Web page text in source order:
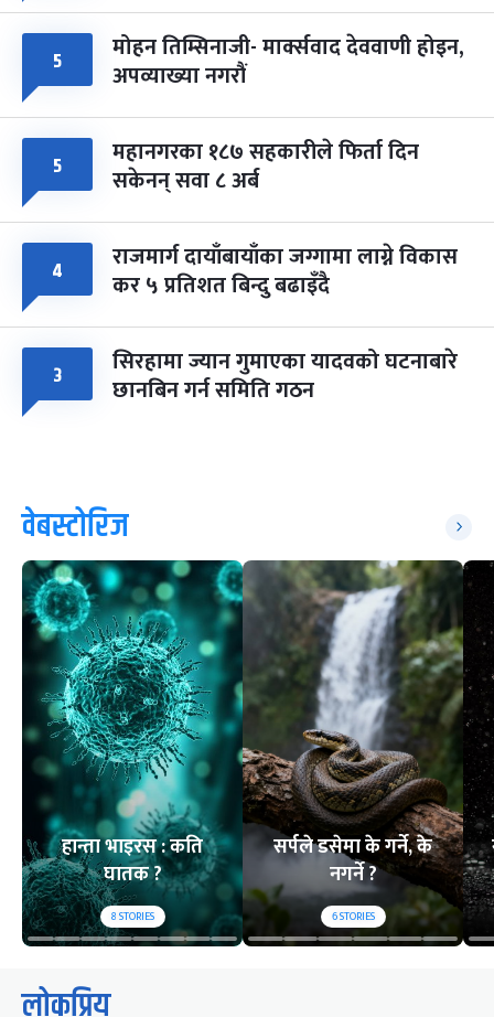
५ मोहन तिम्सिनाजी- मार्क्सवाद देववाणी होइन,
अपव्याख्या नगरौं
५ महानगरका १८७ सहकारीले फिर्ता दिन
सकेनन् सवा ८ अर्ब
४ राजमार्ग दायाँबायाँका जग्गामा लाग्ने विकास
कर ५ प्रतिशत बिन्दु बढाइँदै
३ सिरहामा ज्यान गुमाएका यादवको घटनाबारे
छानबिन गर्न समिति गठन
वेबस्टोरिज
हान्ता भाइरस : कति
घातक ?
8STORIES
सर्पले डसेमा के गर्ने, के
नगर्ने ?
6STORIES
लोकप्रिय